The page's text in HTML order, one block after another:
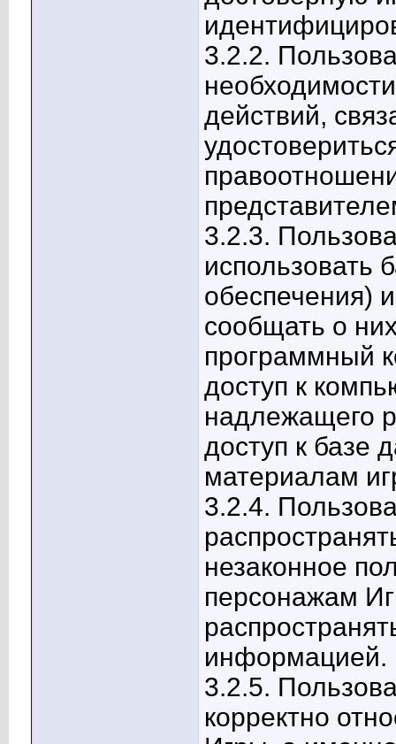
3.2.2.
действий,
3.2.3.
использовать
обеспечения)
сообщать о
программный
доступ к
надлежащего
доступ к базе
материалам
3.2.4.
незаконное
персонажам
информацией.
3.2.5.
корректно